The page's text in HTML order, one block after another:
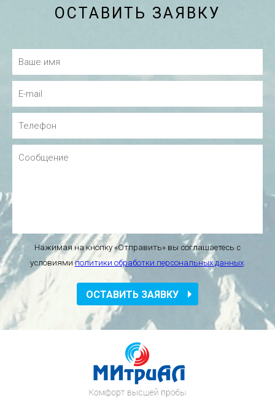
ОСТАВИТЬ ЗАЯВКУ
Нажимая на кнопку «Отправить» вы соглашаетесь с
условиямиполитики обработки персональных данных.
ОСТАВИТЬ ЗАЯВКУ